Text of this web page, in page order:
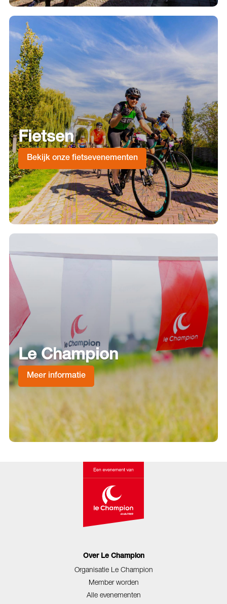
Fietsen
Bekijk onze fietsevenementen
Le Champion
Meer informatie
Over Le Champion
Organisatie Le Champion
Member worden
Alle evenementen